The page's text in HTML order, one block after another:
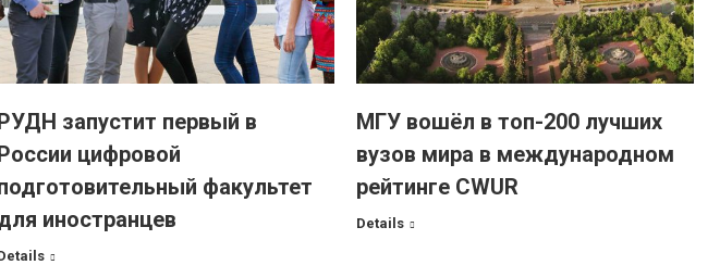
запустит первый в
цифровой
факультет
иностранцев
МГУ вошёл в топ-200 лучших
вузов мира в международном
рейтинге CWUR
Details